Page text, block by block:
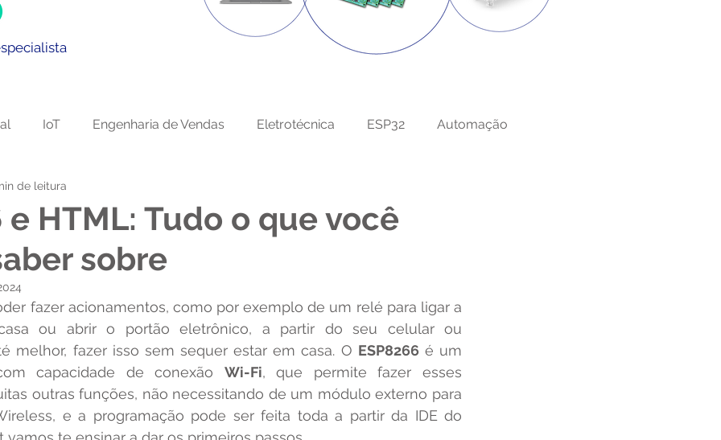
IoT Engenharia de Vendas Eletrotécnica ESP32 Automação
e HTML: Tudo o que você
sobre
de leitura
ou abrir o portão eletrônico, a partir do seu celular ou
melhor, fazer isso sem sequer estar em casa. O ESP8266 é um
capacidade de conexão Wi-Fi, que permite fazer esses
outras funções, não necessitando de um módulo externo para